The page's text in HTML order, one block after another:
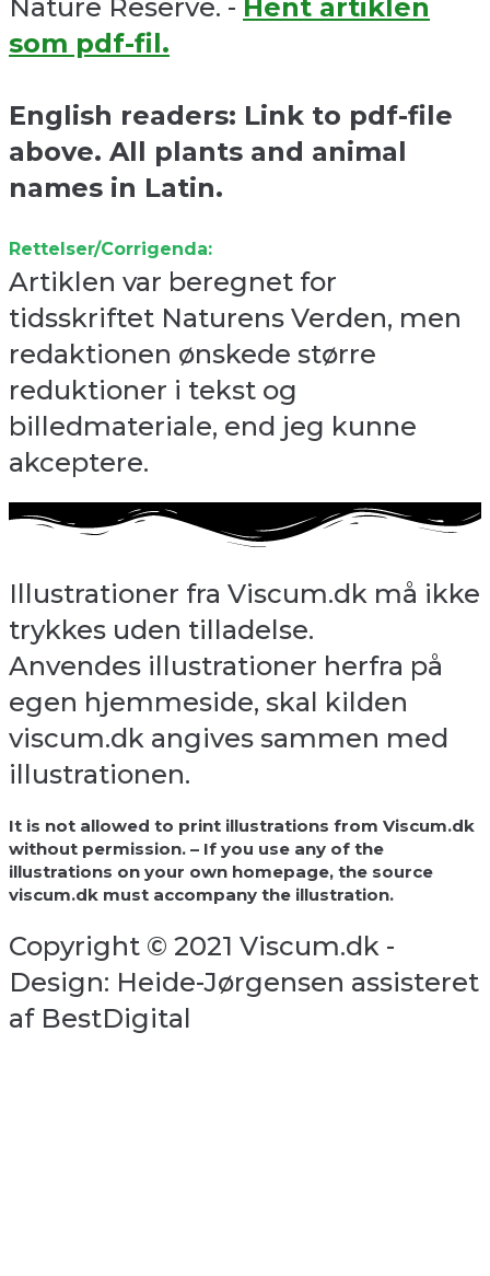
Nature Reserve. - Hent artiklen
som pdf-fil.
English readers: Link to pdf-file
above. All plants and animal
names in Latin.
Rettelser/Corrigenda:
Artiklen var beregnet for
tidsskriftet Naturens Verden, men
redaktionen ønskede større
reduktioner i tekst og
billedmateriale, end jeg kunne
akceptere.
Illustrationer fra Viscum.dk må ikke
trykkes uden tilladelse.
Anvendes illustrationer herfra på
egen hjemmeside, skal kilden
viscum.dk angives sammen med
illustrationen.
It is not allowed to print illustrations from Viscum.dk
without permission. – If you use any of the
illustrations on your own homepage, the source
viscum.dk must accompany the illustration.
Copyright © 2021 Viscum.dk -
Design: Heide-Jørgensen assisteret
af BestDigital